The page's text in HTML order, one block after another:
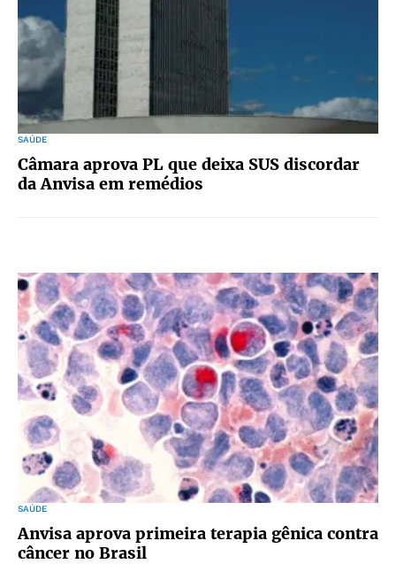
SAÚDE
Câmara aprova PL que deixa SUS discordar
da Anvisa em remédios
SAÚDE
Anvisa aprova primeira terapia gênica contra
câncer no Brasil